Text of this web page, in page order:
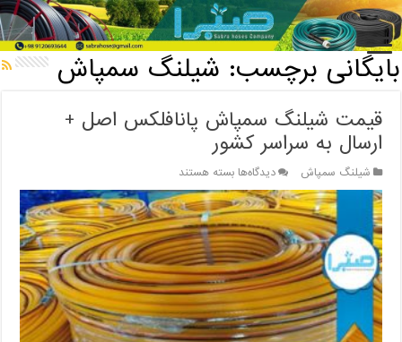
خانه / بایگانی برچسب: شیلنگ سمپاش
بایگانی برچسب: شیلنگ سمپاش
قیمت شیلنگ سمپاش پانافلکس اصل +
ارسال به سراسر کشور
شیلنگ سمپاش دیدگاه‌هابرای
قیمت
شیلنگ
سمپاش
پانافلکس
اصل
+
ارسال
به
سراسر
کشور
بسته هستند